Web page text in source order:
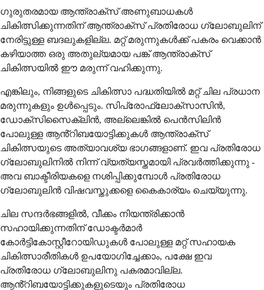
ഗുരുതരമായ ആന്ത്രാക്സ് അണുബാധകൾ
ചികിത്സിക്കുന്നതിന് ആന്ത്രാക്സ് പ്രതിരോധ ഗ്ലോബുലിന്
നേരിട്ടുള്ള ബദലുകളില്ല. മറ്റ് മരുന്നുകൾക്ക് പകരം വെക്കാൻ
കഴിയാത്ത ഒരു അതുല്യമായ പങ്ക് ആന്ത്രാക്സ്
ചികിത്സയിൽ ഈ മരുന്ന് വഹിക്കുന്നു.
എങ്കിലും, നിങ്ങളുടെ ചികിത്സാ പദ്ധതിയിൽ മറ്റ് ചില പ്രധാന
മരുന്നുകളും ഉൾപ്പെടും. സിപ്രോഫ്ലോക്സാസിൻ,
ഡോക്സിസൈക്ലിൻ, അല്ലെങ്കിൽ പെൻസിലിൻ
പോലുള്ള ആൻ്റിബയോട്ടിക്കുകൾ ആന്ത്രാക്സ്
ചികിത്സയുടെ അത്യാവശ്യ ഭാഗങ്ങളാണ്. ഇവ പ്രതിരോധ
ഗ്ലോബുലിനിൽ നിന്ന് വ്യത്യസ്തമായി പ്രവർത്തിക്കുന്നു -
അവ ബാക്ടീരിയകളെ നശിപ്പിക്കുമ്പോൾ പ്രതിരോധ
ഗ്ലോബുലിൻ വിഷവസ്തുക്കളെ കൈകാര്യം ചെയ്യുന്നു.
ചില സന്ദർഭങ്ങളിൽ, വീക്കം നിയന്ത്രിക്കാൻ
സഹായിക്കുന്നതിന് ഡോക്ടർമാർ
കോർട്ടികോസ്റ്റീറോയിഡുകൾ പോലുള്ള മറ്റ് സഹായക
ചികിത്സാരീതികൾ ഉപയോഗിച്ചേക്കാം, പക്ഷേ ഇവ
പ്രതിരോധ ഗ്ലോബുലിനു പകരമാവില്ല.
ആൻ്റിബയോട്ടിക്കുകളുടെയും പ്രതിരോധ